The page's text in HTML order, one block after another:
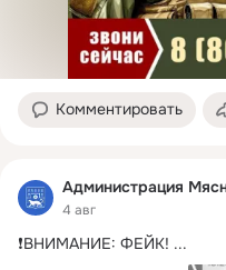
Комментировать
Администрация
4 авг
❗️ВНИМАНИЕ: ФЕЙК! ...